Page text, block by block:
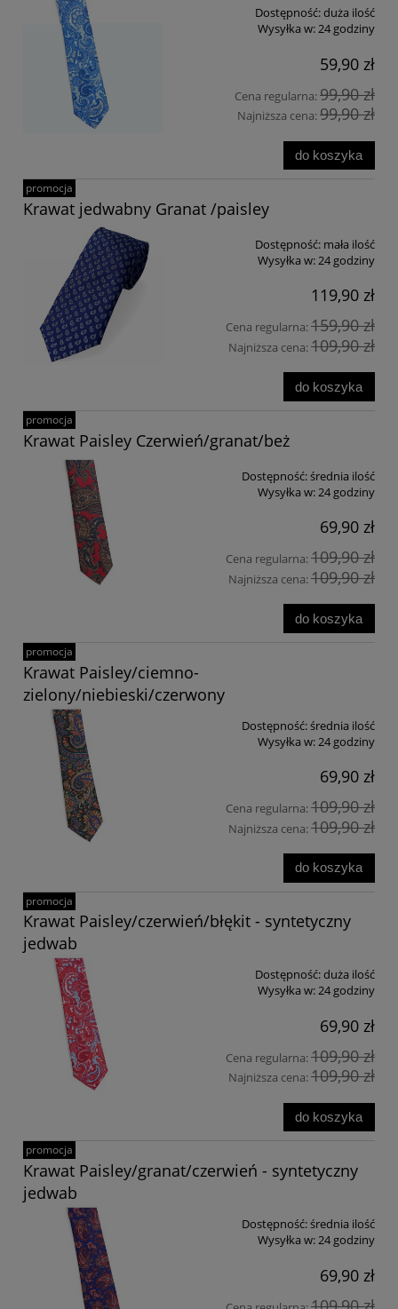
Dostępność:duża ilość
Wysyłka w:24 godziny
59,90 zł
Cena regularna:99,90 zł
Najniższa cena:99,90 zł
do koszyka
Krawat jedwabny Granat /paisley
Dostępność: mała ilość
Wysyłka w:24 godziny
119,90 zł
Cena regularna:159,90 zł
Najniższa cena:109,90 zł
do koszyka
promocja
Krawat Paisley Czerwień/granat/beż
Dostępność:średnia ilość
Wysyłka w:24 godziny
69,90 zł
Cena regularna:109,90 zł
Najniższa cena:109,90 zł
do koszyka
promocja
Krawat Paisley/ciemno-
zielony/niebieski/czerwony
Dostępność:średnia ilość
Wysyłka w: 24 godziny
69,90 zł
Cena regularna:109,90 zł
Najniższa cena:109,90 zł
do koszyka
promocja
Krawat Paisley/czerwień/błękit - syntetyczny
jedwab
Dostępność:duża ilość
Wysyłka w:24 godziny
69,90 zł
Cena regularna:109,90 zł
Najniższa cena:109,90 zł
do koszyka
promocja
Krawat Paisley/granat/czerwień - syntetyczny
jedwab
Dostępność:średnia ilość
Wysyłka w:24 godziny
69,90 zł
promocja